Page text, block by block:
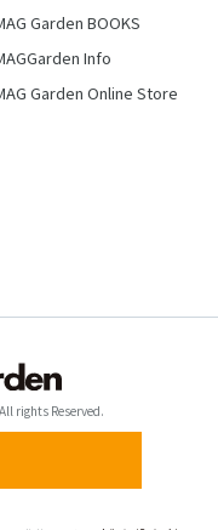
Garden BOOKS
Info
Garden Online Store
rights Reserved.